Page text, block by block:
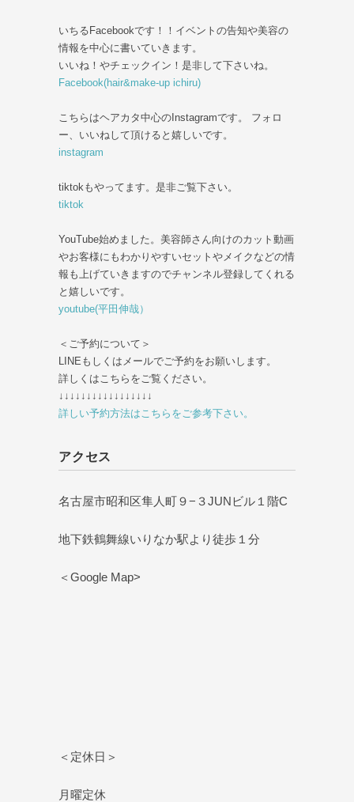
いちるFacebookです！！イベントの告知や美容の
情報を中心に書いていきます。
いいね！やチェックイン！是非して下さいね。
Facebook(hair&make-up ichiru)
こちらはヘアカタ中心のInstagramです。 フォロ
ー、いいねして頂けると嬉しいです。
instagram
tiktokもやってます。是非ご覧下さい。
tiktok
YouTube始めました。美容師さん向けのカット動画
やお客様にもわかりやすいセットやメイクなどの情
報も上げていきますのでチャンネル登録してくれる
と嬉しいです。
youtube(平田伸哉）
＜ご予約について＞
LINEもしくはメールでご予約をお願いします。
詳しくはこちらをご覧ください。
↓↓↓↓↓↓↓↓↓↓↓↓↓↓↓↓↓
詳しい予約方法はこちらをご参考下さい。
アクセス
名古屋市昭和区隼人町９−３JUNビル１階C
地下鉄鶴舞線いりなか駅より徒歩１分
＜Google Map>
＜定休日＞
月曜定休